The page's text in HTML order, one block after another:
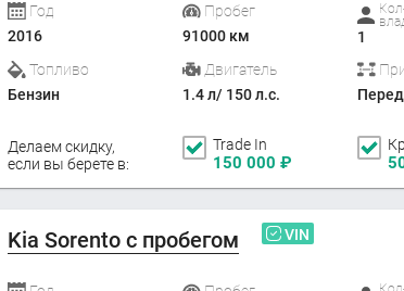
Год
2016
Пробег
91000 км
1
Топливо
Бензин
Двигатель
1.4 л/ 150 л.с.
Делаем скидку,
если вы берете в:
Trade In
150 000 ₽
Kia Sorento с пробегом VIN